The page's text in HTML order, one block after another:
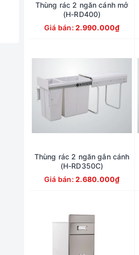
Thùng rác 2 ngăn cánh mở
(H-RD400)
Giá bán: 2.990.000₫
Thùng rác 2 ngăn gắn cánh
(H-RD350C)
Giá bán: 2.680.000₫